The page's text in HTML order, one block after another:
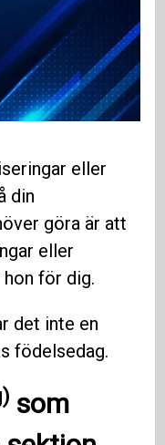
eller
din
göra är att
eller
för dig.
det inte en
födelsedag.
som